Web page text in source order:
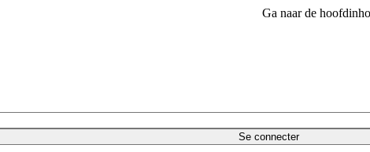
Ga naar de
Se connecter